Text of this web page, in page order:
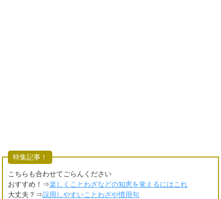
特集記事！
こちらも合わせてごらんください
おすすめ！⇒楽しくことわざなどの知恵を覚えるにはこれ
大丈夫？⇒誤用しやすいことわざや慣用句